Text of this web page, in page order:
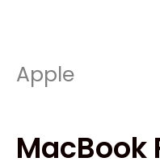
Apple
MacBook